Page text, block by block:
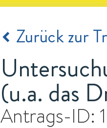
Zurück zur
(u.a. das
Antrags-ID: